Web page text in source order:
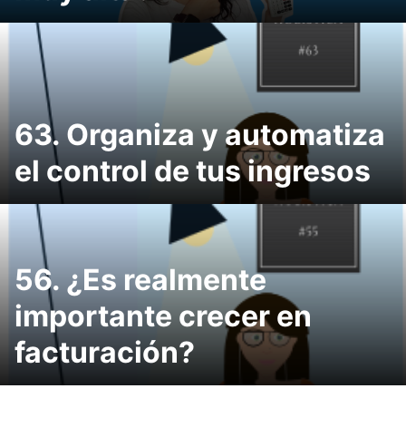
63. Organiza y automatiza
el control de tus ingresos
56. ¿Es realmente
importante crecer en
facturación?